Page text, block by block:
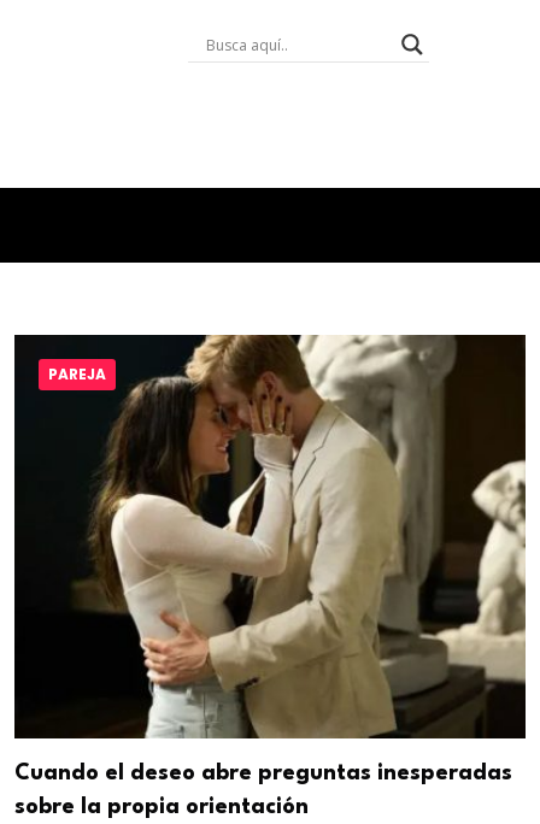
PAREJA
Cuando el deseo abre preguntas inesperadas
sobre la propia orientación